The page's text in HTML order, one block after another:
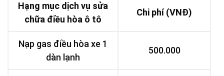
Hạng mục dịch vụ sửa
chữa điều hòa ô tô
Chi phí (VNĐ)
Nạp gas điều hòa xe 1
dàn lạnh
500.000